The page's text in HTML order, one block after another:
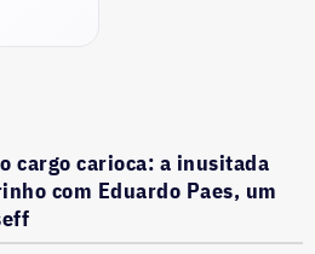
cargo carioca: a inusitada
com Eduardo Paes, um